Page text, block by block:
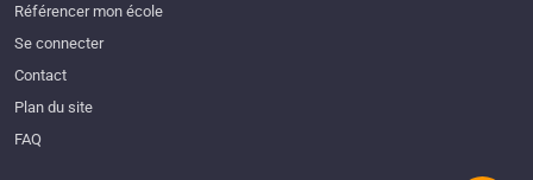
Référencer mon école
Se connecter
Contact
Plan du site
FAQ